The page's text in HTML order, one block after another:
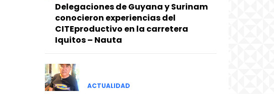
Delegaciones de Guyana y Surinam
conocieron experiencias del
CITEproductivo en la carretera
Iquitos – Nauta
ACTUALIDAD